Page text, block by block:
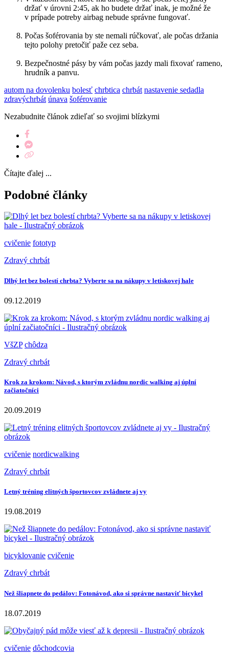
držať v úrovni 2:45, ak ho budete držať inak, je možné že
v prípade potreby airbag nebude správne fungovať.
Počas šoférovania by ste nemali rúčkovať, ale počas držania
tejto polohy pretočiť paže cez seba.
Bezpečnostné pásy by vám počas jazdy mali fixovať rameno,
hrudník a panvu.
autom na dovolenku bolesť chrbtica chrbát nastavenie sedadla
zdravýchrbát únava šoférovanie
Nezabudnite článok zdieľať so svojimi blízkymi
Čítajte ďalej ...
Podobné články
cvičenie fototyp
Zdravý chrbát
Dlhý let bez bolestí chrbta? Vyberte sa na nákupy v letiskovej hale
09.12.2019
VšZP chôdza
Zdravý chrbát
Krok za krokom: Návod, s ktorým zvládnu nordic walking aj úplní
začiatočníci
20.09.2019
cvičenie nordicwalking
Zdravý chrbát
Letný tréning elitných športovcov zvládnete aj vy
19.08.2019
bicyklovanie cvičenie
Zdravý chrbát
Než šliapnete do pedálov: Fotonávod, ako si správne nastaviť bicykel
18.07.2019
cvičenie dôchodcovia